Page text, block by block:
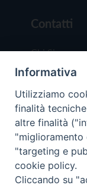
Contatti
Chi Siamo
Redazione
Scrivici
Copyright
Informativa
Utilizziamo
finalità
altre finalità
"miglioramento
"targeting e
cookie policy.
Cliccando su